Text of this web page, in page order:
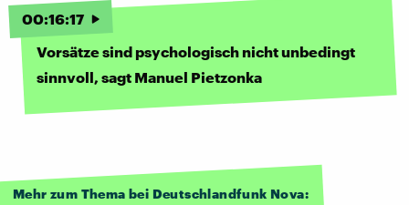
00:16:17
Vorsätze sind psychologisch nicht unbedingt
sinnvoll, sagt Manuel Pietzonka
Mehr zum Thema bei Deutschlandfunk Nova: